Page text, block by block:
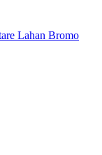
Lahan Bromo